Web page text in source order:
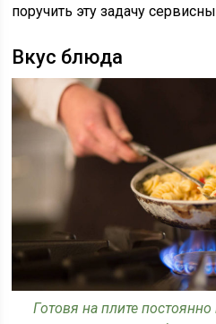
поручить эту задачу
Вкус блюда
Готовя на плите